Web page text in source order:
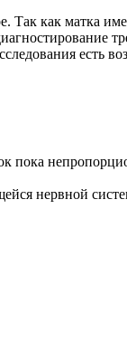
Так как матка
есть
пока
нервной